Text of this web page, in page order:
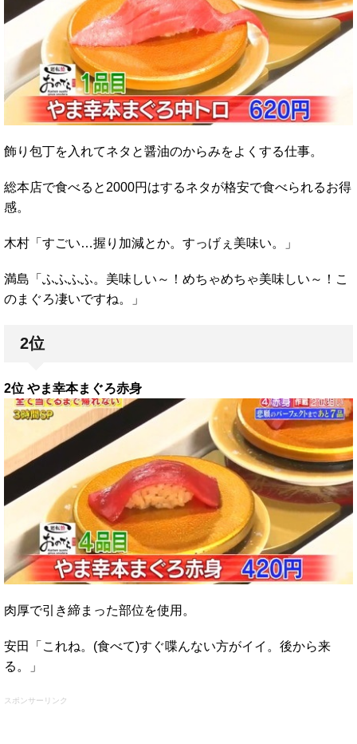
飾り包丁を入れてネタと醤油のからみをよくする仕事。
総本店で食べると2000円はするネタが格安で食べられるお得
感。
木村「すごい…握り加減とか。すっげぇ美味い。」
満島「ふふふふ。美味しい～！めちゃめちゃ美味しい～！こ
のまぐろ凄いですね。」
2位
2位 やま幸本まぐろ赤身
肉厚で引き締まった部位を使用。
安田「これね。(食べて)すぐ喋んない方がイイ。後から来
る。」
スポンサーリンク